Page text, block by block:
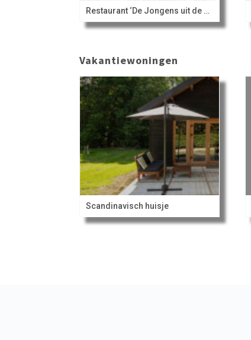
Restaurant ‘De Jongens uit de buurt’
Vakantiewoningen
Scandinavisch huisje